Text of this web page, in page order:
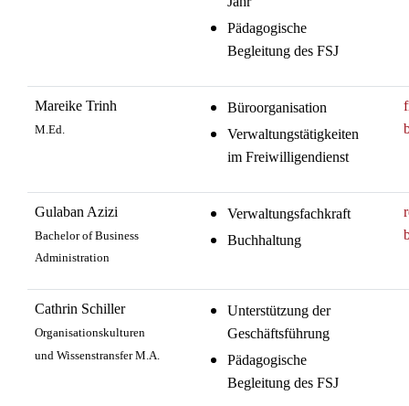
Pädagogische
Begleitung des FSJ
Mareike Trinh
M.Ed.
Büroorganisation
Verwaltungstätigkeiten
im Freiwilligendienst
Gulaban Azizi
Bachelor of Business
Administration
Verwaltungsfachkraft
Buchhaltung
Cathrin Schiller
Organisationskulturen
und Wissenstransfer M.A.
Unterstützung der
Geschäftsführung
Pädagogische
Begleitung des FSJ